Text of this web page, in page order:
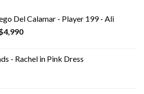
Del Calamar - Player 199 - Ali
4,990El
es:
- Rachel in Pink Dress